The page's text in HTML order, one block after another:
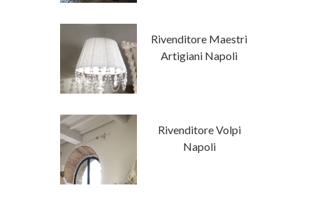
Rivenditore Maestri
Artigiani Napoli
Rivenditore Volpi
Napoli